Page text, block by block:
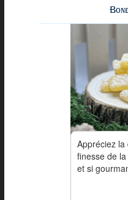
Appréciez
finesse de
et si